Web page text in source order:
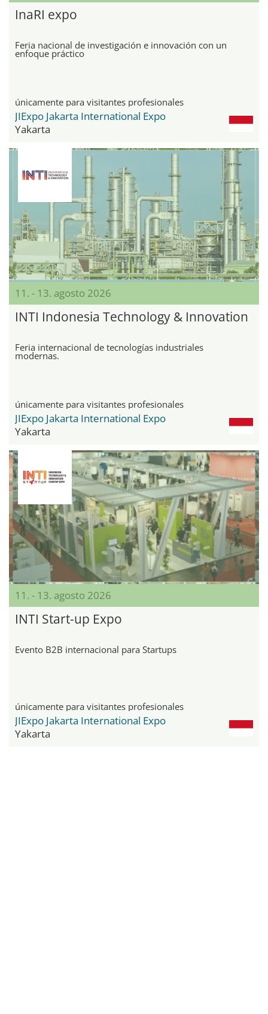
InaRI expo
Feria nacional de investigación e innovación con un
enfoque práctico
únicamente para visitantes profesionales
JIExpo Jakarta International Expo
Yakarta
11. - 13. agosto 2026
INTI Indonesia Technology & Innovation
Feria internacional de tecnologías industriales
modernas.
únicamente para visitantes profesionales
JIExpo Jakarta International Expo
Yakarta
11. - 13. agosto 2026
INTI Start-up Expo
Evento B2B internacional para Startups
únicamente para visitantes profesionales
JIExpo Jakarta International Expo
Yakarta